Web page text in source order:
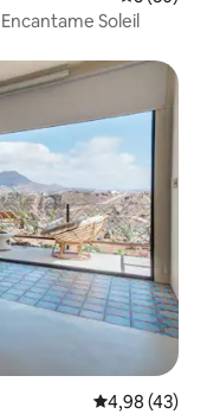
Soleil
Średnia
4,98 (43)